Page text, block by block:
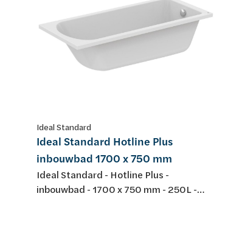
Ideal Standard
Ideal Standard Hotline Plus
inbouwbad 1700 x 750 mm
Ideal Standard - Hotline Plus -
inbouwbad - 1700 x 750 mm - 250L -